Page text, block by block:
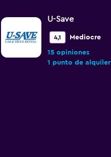
U-Save
4,1 Mediocre
15 opiniones
1 punto de alquiler